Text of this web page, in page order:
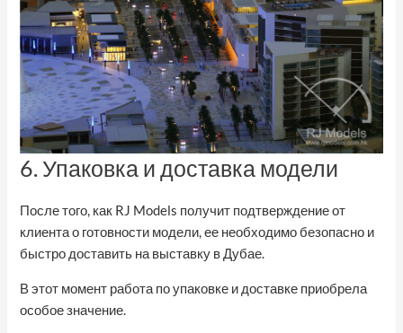
6. Упаковка и доставка модели
После того, как RJ Models получит подтверждение от
клиента о готовности модели, ее необходимо безопасно и
быстро доставить на выставку в Дубае.
В этот момент работа по упаковке и доставке приобрела
особое значение.